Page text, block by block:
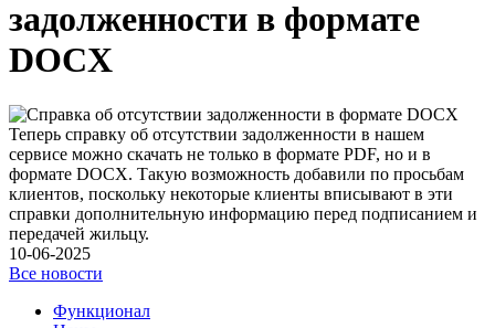
задолженности в формате
DOCX
Теперь справку об отсутствии задолженности в нашем
сервисе можно скачать не только в формате PDF, но и в
формате DOCX. Такую возможность добавили по просьбам
клиентов, поскольку некоторые клиенты вписывают в эти
справки дополнительную информацию перед подписанием и
передачей жильцу.
10-06-2025
Все новости
Функционал